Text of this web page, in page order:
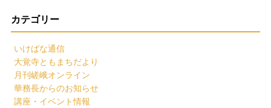
カテゴリー
いけばな通信
大覚寺ともまちだより
月刊嵯峨オンライン
華務長からのお知らせ
講座・イベント情報